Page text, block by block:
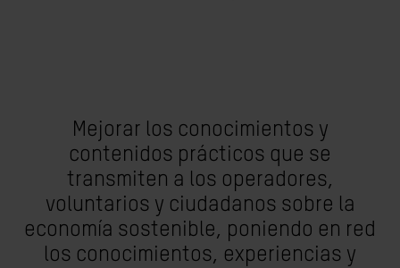
Mejorar los conocimientos y
contenidos prácticos que se
transmiten a los operadores,
voluntarios y ciudadanos sobre la
economía sostenible, poniendo en red
los conocimientos, experiencias y